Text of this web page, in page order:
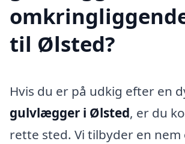
til Ølsted?
Hvis du er på udkig efter en
gulvlægger i Ølsted, er du
rette sted. Vi tilbyder en